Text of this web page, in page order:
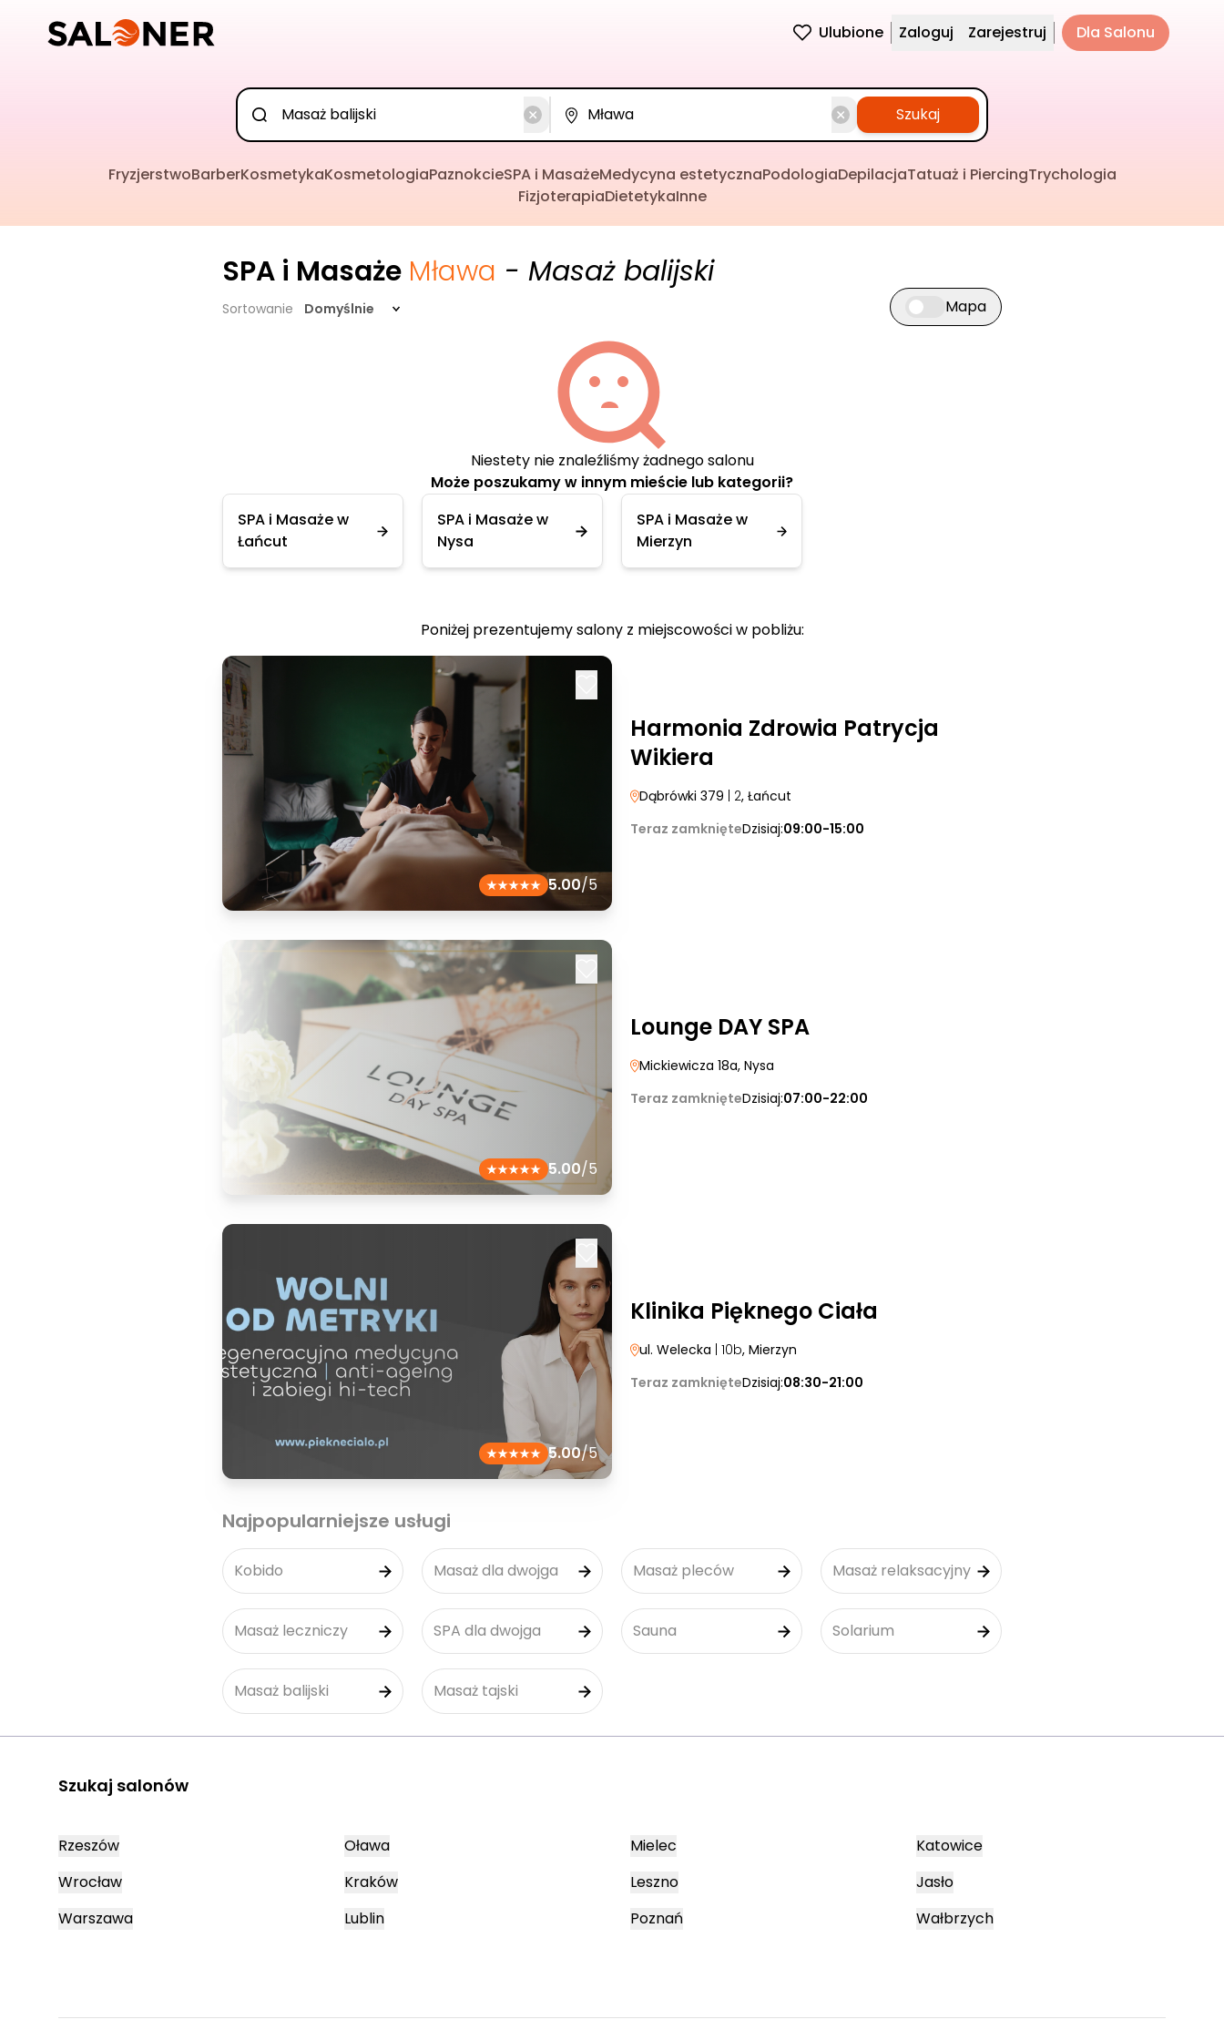
Ulubione Zaloguj Zarejestruj Dla Salonu
Szukaj
FryzjerstwoBarberKosmetykaKosmetologiaPaznokcieSPA i MasażeMedycyna estetycznaPodologiaDepilacjaTatuaż i PiercingTrychologia
FizjoterapiaDietetykaInne
SPA i Masaże Mława - Masaż balijski
Sortowanie Domyślnie Przełącz widok mapy
Mapa
Niestety nie znaleźliśmy żadnego salonu
Może poszukamy w innym mieście lub kategorii?
SPA i Masaże w
Łańcut
SPA i Masaże w
Nysa
SPA i Masaże w
Mierzyn
Poniżej prezentujemy salony z miejscowości w pobliżu:
5.00/5
Harmonia Zdrowia Patrycja
Wikiera
Dąbrówki 379 | 2, Łańcut
Teraz zamknięteDzisiaj:09:00-15:00
5.00/5
Lounge DAY SPA
Mickiewicza 18a, Nysa
Teraz zamknięteDzisiaj:07:00-22:00
5.00/5
Klinika Pięknego Ciała
ul. Welecka | 10b, Mierzyn
Teraz zamknięteDzisiaj:08:30-21:00
Najpopularniejsze usługi
Kobido Masaż dla dwojga Masaż pleców Masaż relaksacyjny
Masaż leczniczy SPA dla dwojga Sauna Solarium
Masaż balijski Masaż tajski
Szukaj salonów
Rzeszów
Wrocław
Warszawa
Oława
Kraków
Lublin
Mielec
Leszno
Poznań
Katowice
Jasło
Wałbrzych